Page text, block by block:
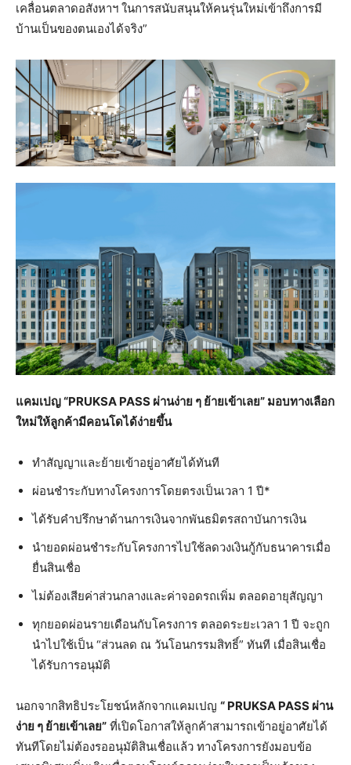
เคลื่อนตลาดอสังหาฯ ในการสนับสนุนให้คนรุ่นใหม่เข้าถึงการมี
บ้านเป็นของตนเองได้จริง”
แคมเปญ “PRUKSA PASS ผ่านง่าย ๆ ย้ายเข้าเลย” มอบทางเลือก
ใหม่ให้ลูกค้ามีคอนโดได้ง่ายขึ้น
ทำสัญญาและย้ายเข้าอยู่อาศัยได้ทันที
ผ่อนชำระกับทางโครงการโดยตรงเป็นเวลา 1 ปี*
ได้รับคำปรึกษาด้านการเงินจากพันธมิตรสถาบันการเงิน
นำยอดผ่อนชำระกับโครงการไปใช้ลดวงเงินกู้กับธนาคารเมื่อ
ยื่นสินเชื่อ
ไม่ต้องเสียค่าส่วนกลางและค่าจอดรถเพิ่ม ตลอดอายุสัญญา
ทุกยอดผ่อนรายเดือนกับโครงการ ตลอดระยะเวลา 1 ปี จะถูก
นำไปใช้เป็น “ส่วนลด ณ วันโอนกรรมสิทธิ์” ทันที เมื่อสินเชื่อ
ได้รับการอนุมัติ
นอกจากสิทธิประโยชน์หลักจากแคมเปญ “ PRUKSA PASS ผ่าน
ง่าย ๆ ย้ายเข้าเลย” ที่เปิดโอกาสให้ลูกค้าสามารถเข้าอยู่อาศัยได้
ทันทีโดยไม่ต้องรออนุมัติสินเชื่อแล้ว ทางโครงการยังมอบข้อ